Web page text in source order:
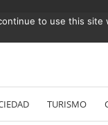
TURISMO
to use this site